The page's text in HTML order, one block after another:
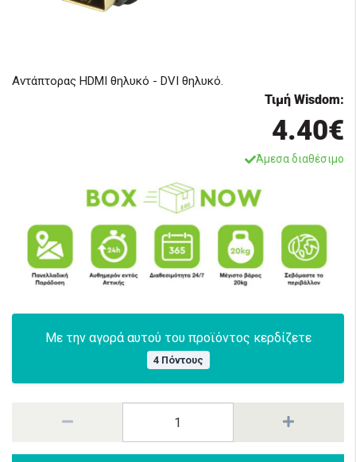
Αντάπτορας HDMI θηλυκό - DVI θηλυκό.
Τιμή Wisdom:
4.40€
Άμεσα διαθέσιμο
Με την αγορά αυτού του προϊόντος κερδίζετε
4 Πόντους